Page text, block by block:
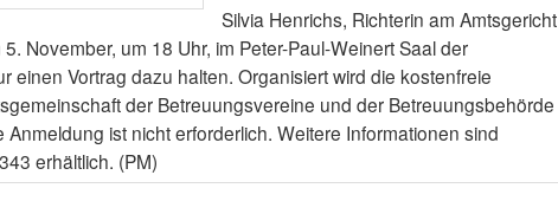
Silvia Henrichs, Richterin am Amtsgericht
November, um 18 Uhr, im Peter-Paul-Weinert Saal der
einen Vortrag dazu halten. Organisiert wird die kostenfreie
der Betreuungsvereine und der Betreuungsbehörde
ist nicht erforderlich. Weitere Informationen sind
erhältlich. (PM)